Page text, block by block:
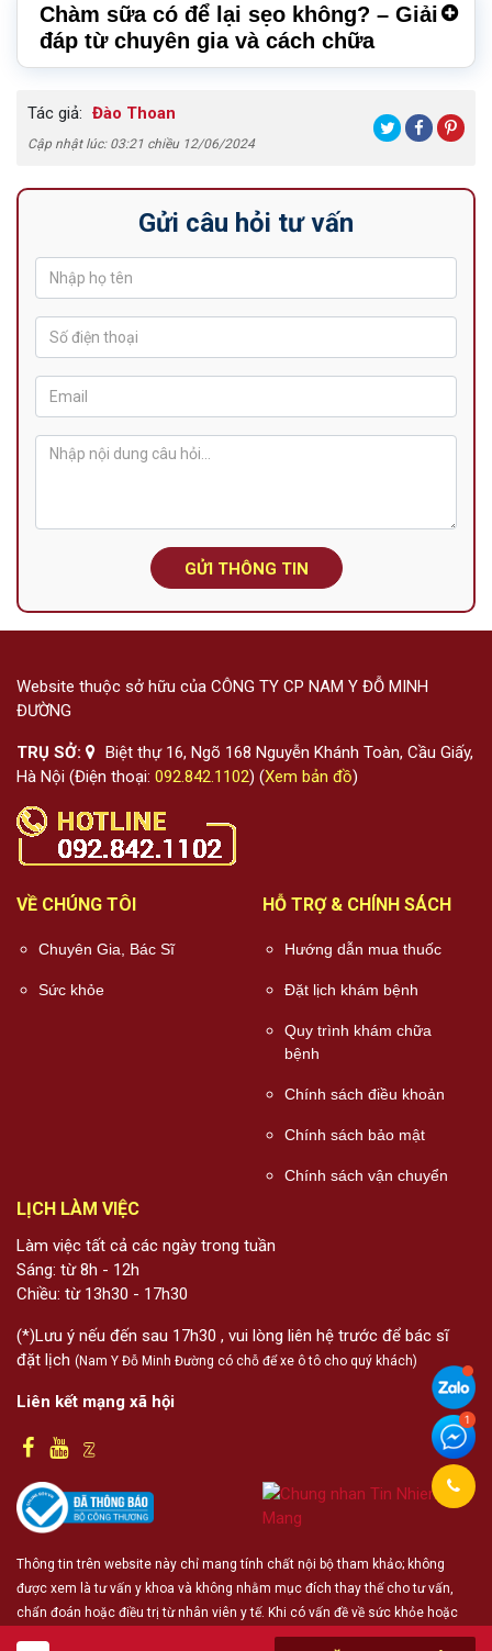
Chàm sữa có để lại sẹo không? – Giải
đáp từ chuyên gia và cách chữa
Tác giả: Đào Thoan
Cập nhật lúc: 03:21 chiều 12/06/2024
Gửi câu hỏi tư vấn
GỬI THÔNG TIN
Website thuộc sở hữu của CÔNG TY CP NAM Y ĐỖ MINH
ĐƯỜNG
TRỤ SỞ:
Biệt thự 16, Ngõ 168 Nguyễn Khánh Toàn, Cầu Giấy,
Hà Nội (Điện thoại: 092.842.1102) (Xem bản đồ)
VỀ CHÚNG TÔI
Chuyên Gia, Bác Sĩ
Sức khỏe
HỖ TRỢ & CHÍNH SÁCH
Hướng dẫn mua thuốc
Đặt lịch khám bệnh
Quy trình khám chữa
bệnh
Chính sách điều khoản
Chính sách bảo mật
Chính sách vận chuyển
LỊCH LÀM VIỆC
Làm việc tất cả các ngày trong tuần
Sáng: từ 8h - 12h
Chiều: từ 13h30 - 17h30
(*)Lưu ý nếu đến sau 17h30 , vui lòng liên hệ trước để bác sĩ
đặt lịch (Nam Y Đỗ Minh Đường có chỗ để xe ô tô cho quý khách)
Liên kết mạng xã hội
Thông tin trên website này chỉ mang tính chất nội bộ tham khảo; không
được xem là tư vấn y khoa và không nhằm mục đích thay thế cho tư vấn,
chẩn đoán hoặc điều trị từ nhân viên y tế. Khi có vấn đề về sức khỏe hoặc
cần hỗ trợ cấp cứu người đọc cần liên hệ bác sĩ và cơ sở y tế gần nhất